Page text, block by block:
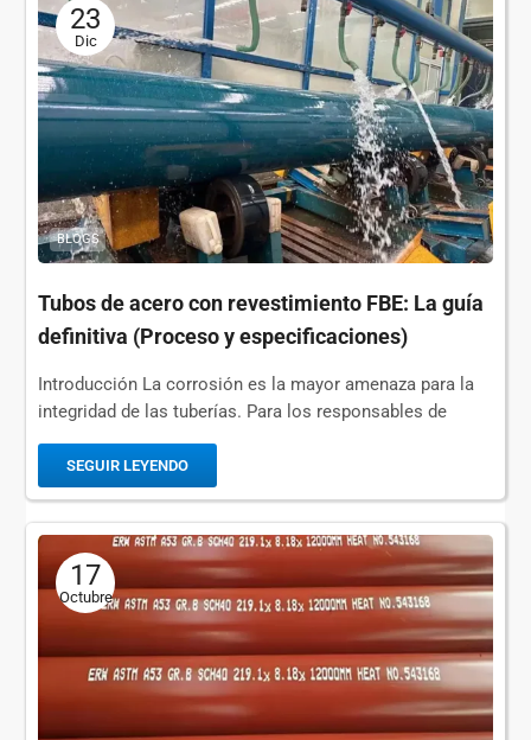
23
Dic
BLOGS
Tubos de acero con revestimiento FBE: La guía
definitiva (Proceso y especificaciones)
Introducción La corrosión es la mayor amenaza para la
integridad de las tuberías. Para los responsables de
adecuado no es solo...
SEGUIR LEYENDO
17
Octubre